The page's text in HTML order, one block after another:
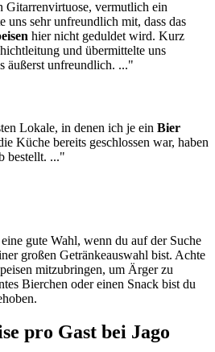
Gitarrenvirtuose, vermutlich ein
uns sehr unfreundlich mit, dass das
hier nicht geduldet wird. Kurz
und übermittelte uns
äußerst unfreundlich. ..."
Lokale, in denen ich je ein Bier
Küche bereits geschlossen war, haben
bestellt. ..."
gute Wahl, wenn du auf der Suche
großen Getränkeauswahl bist. Achte
mitzubringen, um Ärger zu
Bierchen oder einen Snack bist du
pro Gast bei Jago